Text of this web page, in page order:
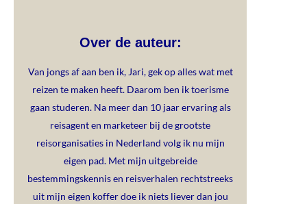
Over de auteur:
Van jongs af aan ben ik, Jari, gek op alles wat met
reizen te maken heeft. Daarom ben ik toerisme
gaan studeren. Na meer dan 10 jaar ervaring als
reisagent en marketeer bij de grootste
reisorganisaties in Nederland volg ik nu mijn
eigen pad. Met mijn uitgebreide
bestemmingskennis en reisverhalen rechtstreeks
uit mijn eigen koffer doe ik niets liever dan jou